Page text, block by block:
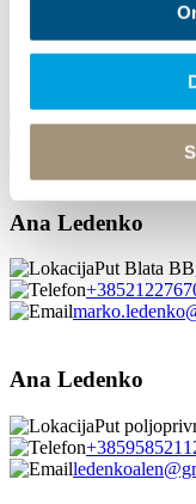
Franje
Ana Ledenko
Put Blata
Ana Ledenko
Put